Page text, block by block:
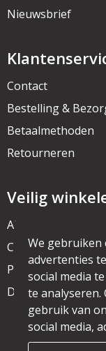
Nieuwsbrief
Contact
Bestelling &
Betaalmethoden
Retourneren
Veilig
Algemene
Cookieverklaring
Privacyverklaring
Disclaimer
©
We gebruiken
advertenties
social media
te
gebruik van
social media,